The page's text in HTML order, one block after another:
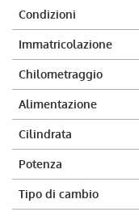
NEWS
AREA COMMERCIANTI
Condizioni
Immatricolazione
Chilometraggio
Alimentazione
Cilindrata
Potenza
Tipo di cambio